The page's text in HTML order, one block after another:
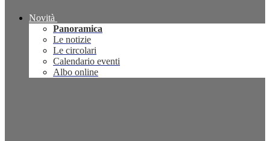
Novità
Panoramica
Le notizie
Le circolari
Calendario eventi
Albo online